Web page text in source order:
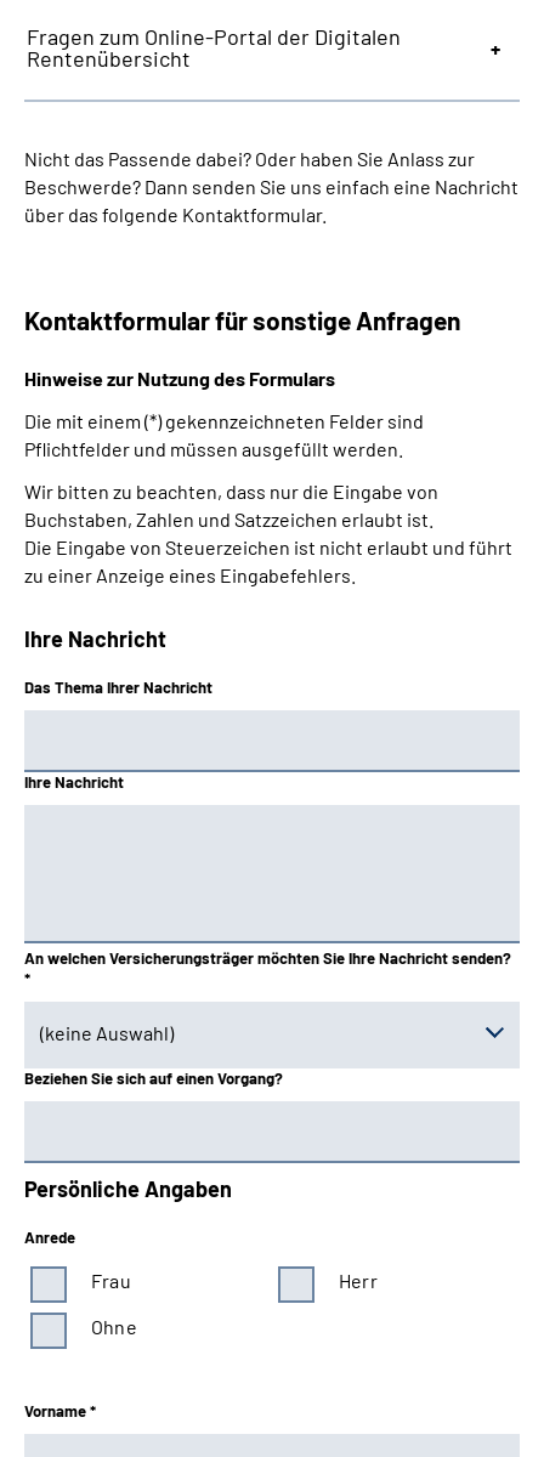
Fragen zum Online-Portal der Digitalen
Rentenübersicht
Nicht das Passende dabei? Oder haben Sie Anlass zur
Beschwerde? Dann senden Sie uns einfach eine Nachricht
über das folgende Kontaktformular.
Kontaktformular für sonstige Anfragen
Hinweise zur Nutzung des Formulars
Die mit einem (*) gekennzeichneten Felder sind
Pflichtfelder und müssen ausgefüllt werden.
Wir bitten zu beachten, dass nur die Eingabe von
Buchstaben, Zahlen und Satzzeichen erlaubt ist.
Die Eingabe von Steuerzeichen ist nicht erlaubt und führt
zu einer Anzeige eines Eingabefehlers.
Ihre Nachricht
Das Thema Ihrer Nachricht
Ihre Nachricht
An welchen Versicherungsträger möchten Sie Ihre Nachricht senden?
*
(keine Auswahl)
Berlin-Brandenburg
Braunschweig-Hannover
Beziehen Sie sich auf einen Vorgang?
Persönliche Angaben
Anrede
Frau
Herr
Ohne
Vorname *